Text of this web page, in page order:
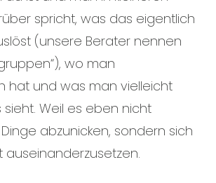
spricht, was das eigentlich
(unsere Berater nennen
wo man
hat und was man vielleicht
Weil es eben nicht
abzunicken, sondern sich
auseinanderzusetzen.